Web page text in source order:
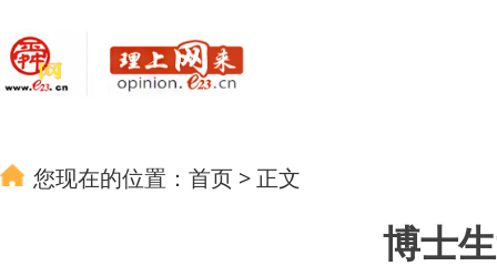
您现在的位置： 首页 > 正文
博士